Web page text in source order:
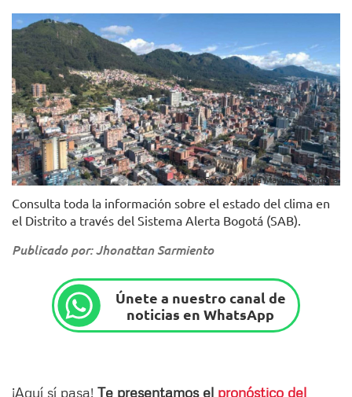
Foto: Alcaldía Mayor de Bogotá.
Consulta toda la información sobre el estado del clima en
el Distrito a través del Sistema Alerta Bogotá (SAB).
Publicado por: Jhonattan Sarmiento
Únete a nuestro canal de
noticias en WhatsApp
¡Aquí sí pasa! Te presentamos el pronóstico del